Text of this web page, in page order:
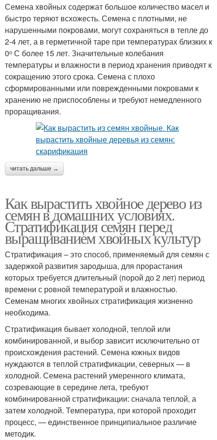
Семена хвойных содержат большое количество масел и
быстро теряют всхожесть. Семена с плотными, не
нарушенными покровами, могут сохраняться в тепле до
2-4 лет, а в герметичной таре при температурах близких к
0ᵒ С более 15 лет. Значительные колебания
температуры и влажности в период хранения приводят к
сокращению этого срока. Семена с плохо
сформированными или поврежденными покровами к
хранению не приспособлены и требуют немедленного
проращивания.
читать дальше →
Как вырастить хвойное дерево из
семян в домашних условиях.
Стратификация семян перед
выращиванием хвойных культур
Стратификация – это способ, применяемый для семян с
задержкой развития зародыша, для прорастания
которых требуется длительный (порой до 2 лет) период
времени с ровной температурой и влажностью.
Семенам многих хвойных стратификация жизненно
необходима.
Стратификация бывает холодной, теплой или
комбинированной, и выбор зависит исключительно от
происхождения растений. Семена южных видов
нуждаются в теплой стратификации, северных — в
холодной. Семена растений умеренного климата,
созревающие в середине лета, требуют
комбинированной стратификации: сначала теплой, а
затем холодной. Температура, при которой проходит
процесс, — единственное принципиальное различие
методик.